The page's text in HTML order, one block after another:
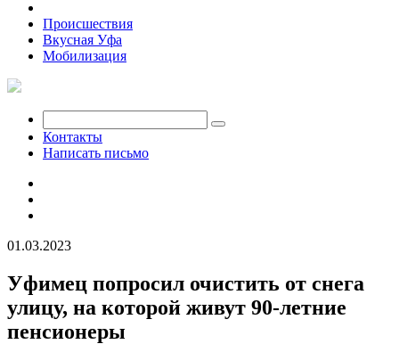
Происшествия
Вкусная Уфа
Мобилизация
Контакты
Написать письмо
01.03.2023
Уфимец попросил очистить от снега
улицу, на которой живут 90-летние
пенсионеры